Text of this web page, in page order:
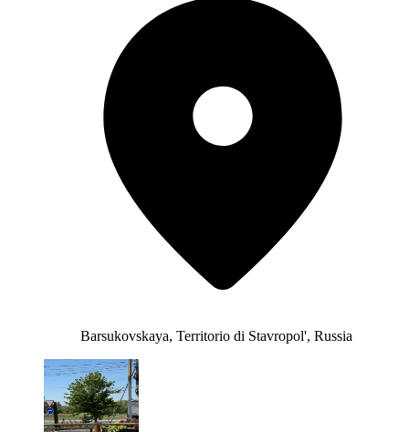
Barsukovskaya, Territorio di Stavropol', Russia